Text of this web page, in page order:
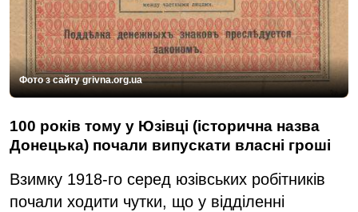
Фото з сайту grivna.org.ua
100 років тому у Юзівці (історична назва
Донецька) почали випускати власні гроші
Взимку 1918-го серед юзівських робітників
почали ходити чутки, що у відділенні